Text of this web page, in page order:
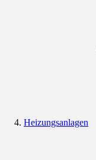
Heizungsanlagen